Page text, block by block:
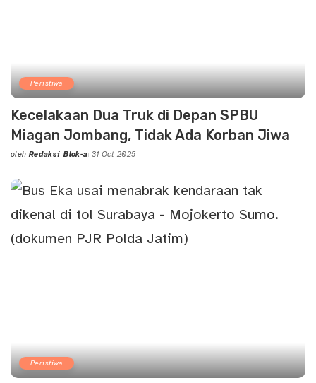
Peristiwa
Kecelakaan Dua Truk di Depan SPBU
Miagan Jombang, Tidak Ada Korban Jiwa
Posted
oleh Redaksi Blok-a 31 Oct 2025
Peristiwa